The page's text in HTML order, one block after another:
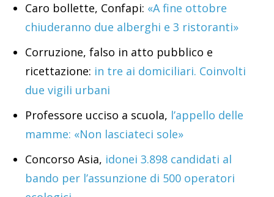
Caro bollette, Confapi: «A fine ottobre
chiuderanno due alberghi e 3 ristoranti»
Corruzione, falso in atto pubblico e
ricettazione: in tre ai domiciliari. Coinvolti
due vigili urbani
Professore ucciso a scuola, l’appello delle
mamme: «Non lasciateci sole»
Concorso Asia, idonei 3.898 candidati al
bando per l’assunzione di 500 operatori